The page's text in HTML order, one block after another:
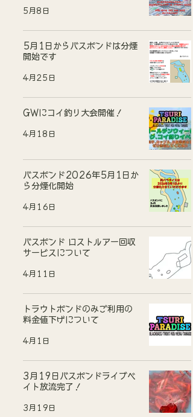
5月8日
5月1日からバスポンドは分煙
開始です
4月25日
GWにコイ釣り大会開催！
4月18日
バスポンド2026年5月1日か
ら分煙化開始
4月16日
バスポンド ロストルアー回収
サービスについて
4月11日
トラウトポンドのみご利用の
料金値下げについて
4月1日
3月19日バスポンドライブベ
イト放流完了！
3月19日